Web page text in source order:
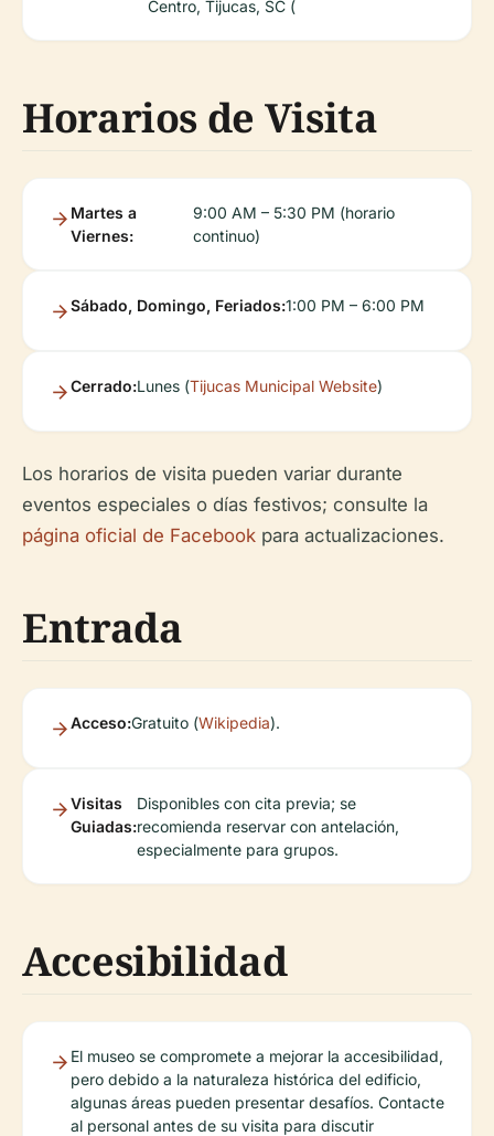
Centro, Tijucas, SC (
Horarios de Visita
Martes a
Viernes:
9:00 AM – 5:30 PM (horario
continuo)
Sábado, Domingo, Feriados:1:00 PM – 6:00 PM
Cerrado:Lunes (Tijucas Municipal Website)
Los horarios de visita pueden variar durante
eventos especiales o días festivos; consulte la
página oficial de Facebook para actualizaciones.
Entrada
Acceso:Gratuito (Wikipedia).
Visitas
Guiadas:
Disponibles con cita previa; se
recomienda reservar con antelación,
especialmente para grupos.
Accesibilidad
El museo se compromete a mejorar la accesibilidad,
pero debido a la naturaleza histórica del edificio,
algunas áreas pueden presentar desafíos. Contacte
al personal antes de su visita para discutir